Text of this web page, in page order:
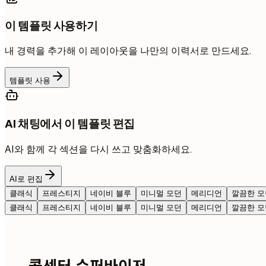
이 템플릿 사용하기
내 경력을 추가해 이 레이아웃을 나만의 이력서로 만드세요.
템플릿 사용
AI 채팅에서 이 템플릿 편집
AI와 함께 각 섹션을 다시 쓰고 맞춤화하세요.
AI로 편집
클래식
프레스티지 네이비 블루 미니멀 모던 메리디언 깔끔한 모
클래식
프레스티지 네이비 블루 미니멀 모던 메리디언 깔끔한 모